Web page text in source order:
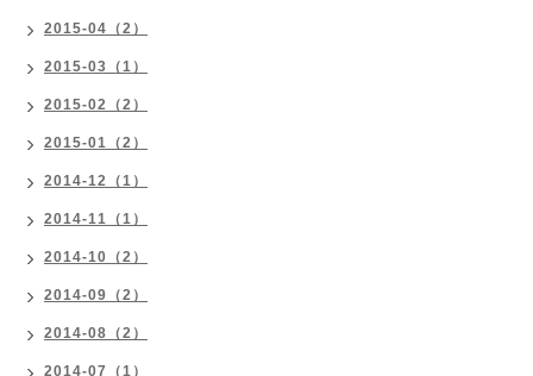
2015-04（2）
2015-03（1）
2015-02（2）
2015-01（2）
2014-12（1）
2014-11（1）
2014-10（2）
2014-09（2）
2014-08（2）
2014-07（1）